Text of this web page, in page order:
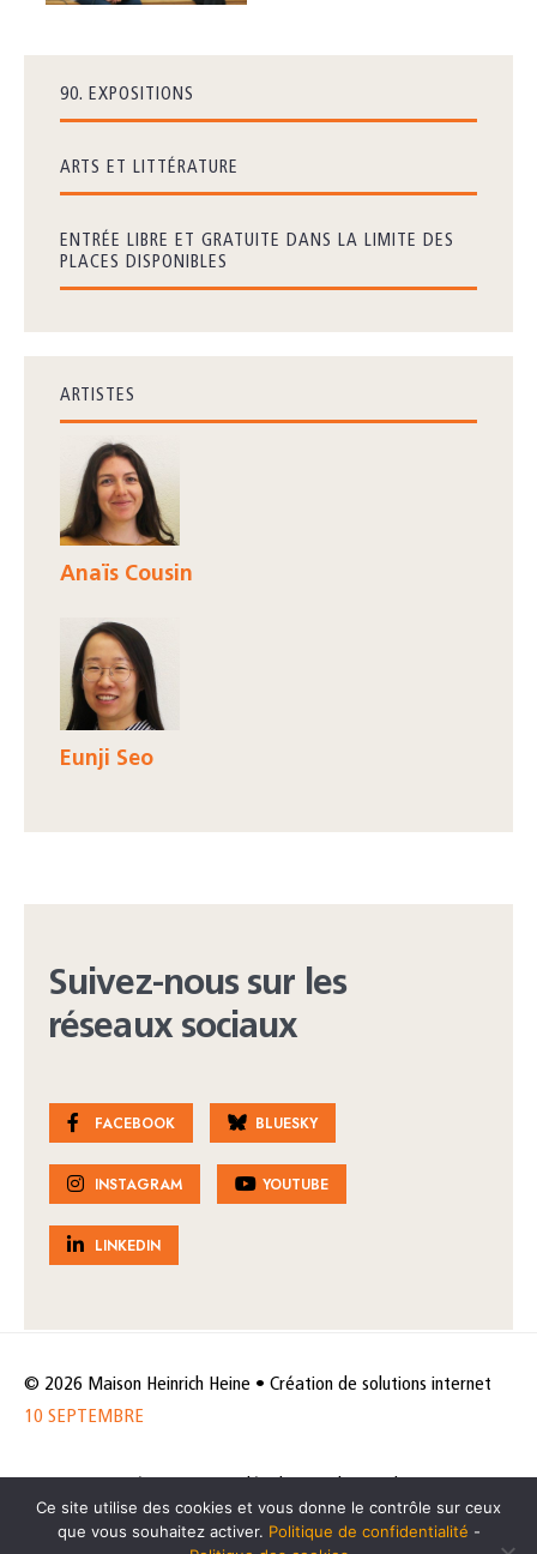
90. EXPOSITIONS
ARTS ET LITTÉRATURE
ENTRÉE LIBRE ET GRATUITE DANS LA LIMITE DES
PLACES DISPONIBLES
ARTISTES
Anaïs Cousin
Eunji Seo
Suivez-nous sur les
réseaux sociaux
FACEBOOK BLUESKY
INSTAGRAM YOUTUBE
LINKEDIN
© 2026 Maison Heinrich Heine • Création de solutions internet
10 SEPTEMBRE
de données
Politique des cookies
Ce site utilise des cookies et vous donne le contrôle sur ceux
que vous souhaitez activer. Politique de confidentialité -